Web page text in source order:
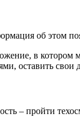
об этом
в котором
оставить
– пройти